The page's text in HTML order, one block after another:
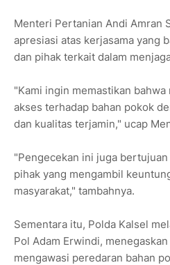
Menteri Pertanian Andi Amran
apresiasi atas kerjasama yang
dan pihak terkait dalam
"Kami ingin memastikan bahwa
akses terhadap bahan pokok
dan kualitas terjamin," ucap
"Pengecekan ini juga
pihak yang mengambil
masyarakat," tambahnya.
Sementara itu, Polda Kalsel
Pol Adam Erwindi,
mengawasi peredaran bahan